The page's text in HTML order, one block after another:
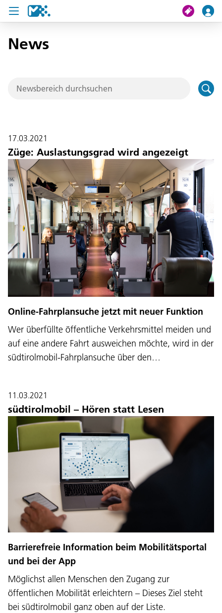
Suche
News
Projekte
Service und Kontakt
News
17.03.2021
Züge: Auslastungsgrad wird angezeigt
Online-Fahrplansuche jetzt mit neuer Funktion
Wer überfüllte öffentliche Verkehrsmittel meiden und
auf eine andere Fahrt ausweichen möchte, wird in der
südtirolmobil-Fahrplansuche über den…
11.03.2021
südtirolmobil – Hören statt Lesen
Barrierefreie Information beim Mobilitätsportal
und bei der App
Möglichst allen Menschen den Zugang zur
öffentlichen Mobilität erleichtern – Dieses Ziel steht
bei südtirolmobil ganz oben auf der Liste.